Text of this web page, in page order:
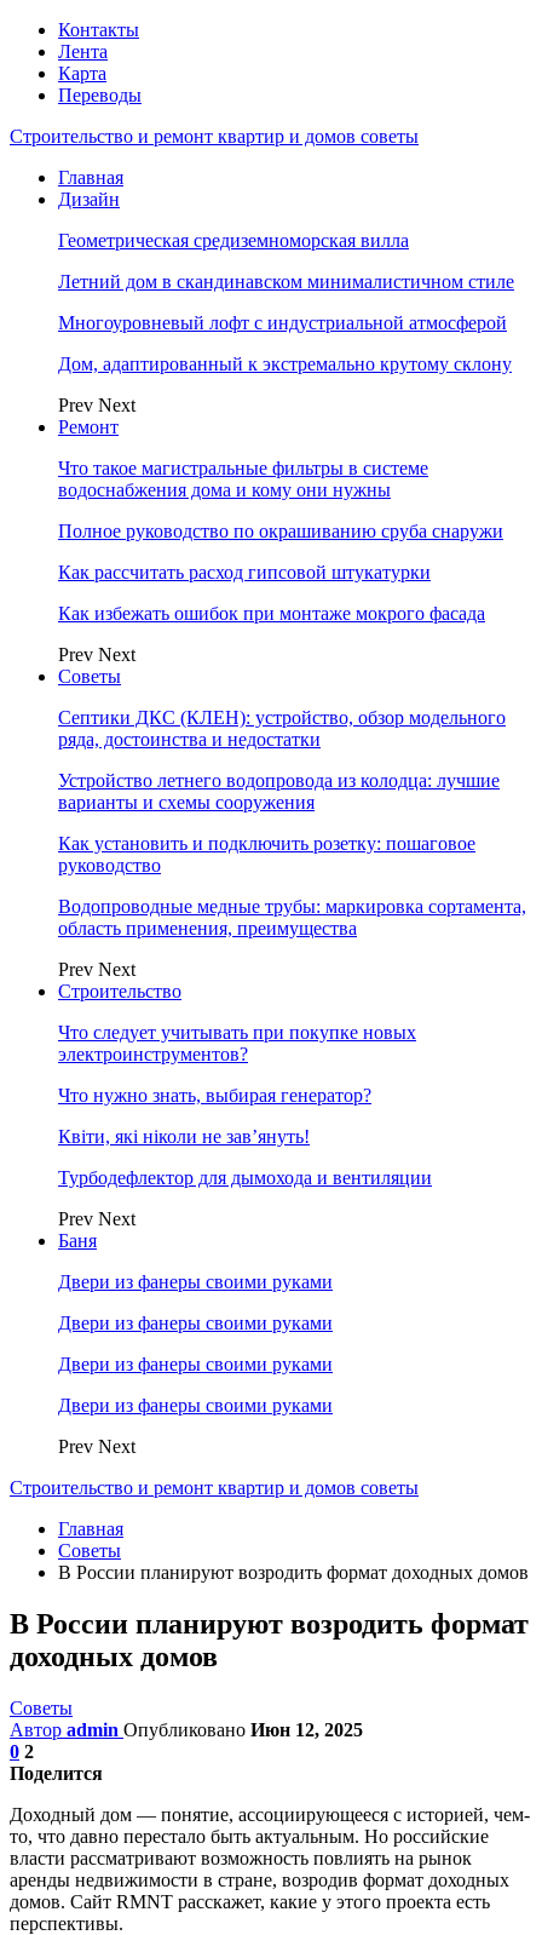
Контакты
Лента
Карта
Переводы
Строительство и ремонт квартир и домов советы
Главная
Дизайн
Геометрическая средиземноморская вилла
Летний дом в скандинавском минималистичном стиле
Многоуровневый лофт с индустриальной атмосферой
Дом, адаптированный к экстремально крутому склону
Prev Next
Ремонт
Что такое магистральные фильтры в системе
водоснабжения дома и кому они нужны
Полное руководство по окрашиванию сруба снаружи
Как рассчитать расход гипсовой штукатурки
Как избежать ошибок при монтаже мокрого фасада
Prev Next
Советы
Септики ДКС (КЛЕН): устройство, обзор модельного
ряда, достоинства и недостатки
Устройство летнего водопровода из колодца: лучшие
варианты и схемы сооружения
Как установить и подключить розетку: пошаговое
руководство
Водопроводные медные трубы: маркировка сортамента,
область применения, преимущества
Prev Next
Строительство
Что следует учитывать при покупке новых
электроинструментов?
Что нужно знать, выбирая генератор?
Квіти, які ніколи не зав’януть!
Турбодефлектор для дымохода и вентиляции
Prev Next
Баня
Двери из фанеры своими руками
Двери из фанеры своими руками
Двери из фанеры своими руками
Двери из фанеры своими руками
Prev Next
Строительство и ремонт квартир и домов советы
Главная
Советы
В России планируют возродить формат доходных домов
В России планируют возродить формат
доходных домов
Советы
Автор admin Опубликовано Июн 12, 2025
0 2
Поделится
Доходный дом — понятие, ассоциирующееся с историей, чем-
то, что давно перестало быть актуальным. Но российские
власти рассматривают возможность повлиять на рынок
аренды недвижимости в стране, возродив формат доходных
домов. Сайт RMNT расскажет, какие у этого проекта есть
перспективы.